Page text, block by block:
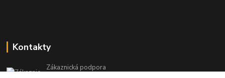
Kontakty
Zákaznická podpora